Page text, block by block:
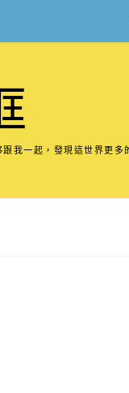
我一起，發現這世界更多